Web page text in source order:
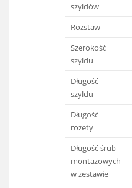
szyldów
Rozstaw
Szerokość
szyldu
Długość
szyldu
Długość
rozety
Długość śrub
montażowych
w zestawie